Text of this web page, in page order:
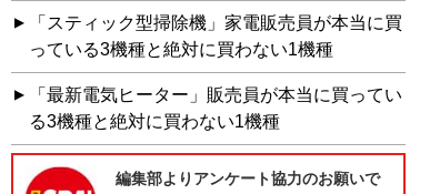
「スティック型掃除機」家電販売員が本当に買
っている3機種と絶対に買わない1機種
「最新電気ヒーター」販売員が本当に買ってい
る3機種と絶対に買わない1機種